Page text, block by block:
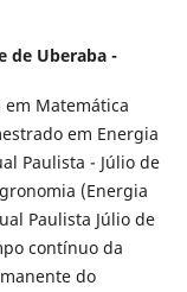
de Uberaba -
em Matemática
em Energia
Paulista - Júlio de
(Energia
Paulista Júlio de
contínuo da
do